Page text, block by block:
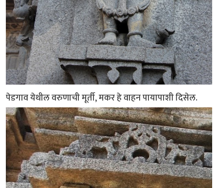
पेडगाव येथील वरुणाची मूर्ती, मकर हे वाहन पायापाशी दिसेल.